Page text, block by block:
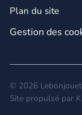
Plan du site
Gestion des
© 2026
Site propulsé par